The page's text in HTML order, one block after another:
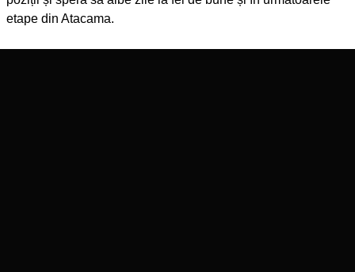
etape din Atacama.